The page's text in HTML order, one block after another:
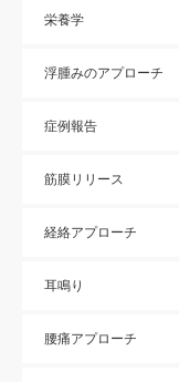
栄養学
浮腫みのアプローチ
症例報告
筋膜リリース
経絡アプローチ
耳鳴り
腰痛アプローチ